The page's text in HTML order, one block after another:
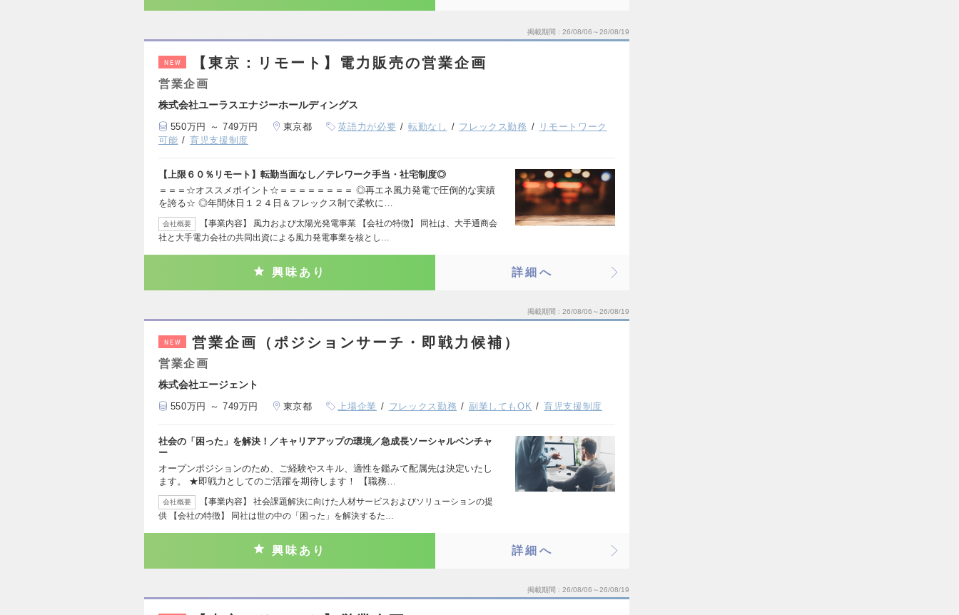
掲載期間 26/08/06～26/08/19
NEW 【東京：リモート】電力販売の営業企画
営業企画
株式会社ユーラスエナジーホールディングス
550万円 ～ 749万円 東京都 英語力が必要 転勤なし フレックス勤務
リモートワーク
可能
育児支援制度
【上限６０％リモート】転勤当面なし／テレワーク手当・社宅制度◎
＝＝＝☆オススメポイント☆＝＝＝＝＝＝＝＝ ◎再エネ風力発電で圧倒的な実績
を誇る☆ ◎年間休日１２４日＆フレックス制で柔軟に…
会社概要
【事業内容】 風力および太陽光発電事業 【会社の特徴】 同社は、大手通商会
社と大手電力会社の共同出資による風力発電事業を核とし…
興味あり 詳細へ
掲載期間 26/08/06～26/08/19
NEW 営業企画（ポジションサーチ・即戦力候補）
営業企画
株式会社エージェント
550万円 ～ 749万円 東京都 上場企業 フレックス勤務 副業してもOK 育児支援制度
社会の「困った」を解決！／キャリアアップの環境／急成長ソーシャルベンチャ
ー
オープンポジションのため、ご経験やスキル、適性を鑑みて配属先は決定いたし
ます。 ★即戦力としてのご活躍を期待します！ 【職務…
会社概要
【事業内容】 社会課題解決に向けた人材サービスおよびソリューションの提
供 【会社の特徴】 同社は世の中の「困った」を解決するた…
興味あり 詳細へ
掲載期間 26/08/06～26/08/19